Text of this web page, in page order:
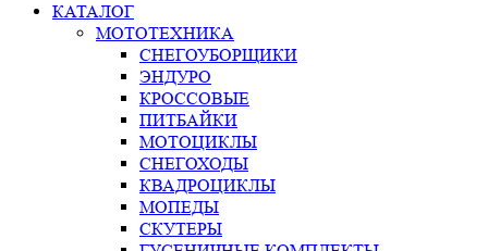
КАТАЛОГ
МОТОТЕХНИКА
СНЕГОУБОРЩИКИ
ЭНДУРО
КРОССОВЫЕ
ПИТБАЙКИ
МОТОЦИКЛЫ
СНЕГОХОДЫ
КВАДРОЦИКЛЫ
МОПЕДЫ
СКУТЕРЫ